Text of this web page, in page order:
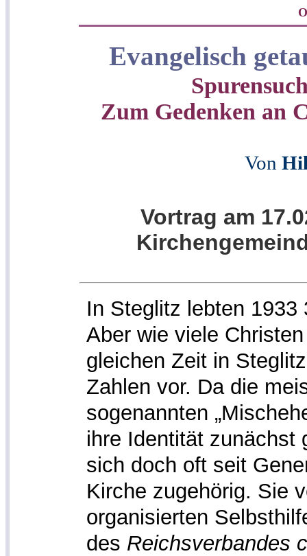
Evangelisch
Zum Gedenken an
Von
Vortrag am
In Steglitz lebten 1933
Aber wie viele
gleichen Zeit in
Zahlen vor. Da die
sogenannten
ihre Identität zunächst
sich doch oft seit
Kirche zugehörig. Sie
organisierten
des Reichsverbandes